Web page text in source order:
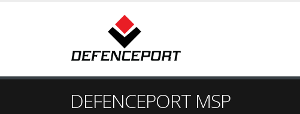
DEFENCEPORT MSP